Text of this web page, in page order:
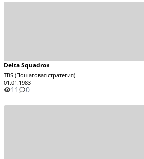
Delta Squadron
TBS (Пошаговая стратегия)
01.01.1983
11 0